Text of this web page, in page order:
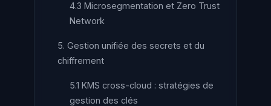
4.3 Microsegmentation et Zero Trust
Network
5. Gestion unifiée des secrets et du
chiffrement
5.1 KMS cross-cloud : stratégies de
gestion des clés